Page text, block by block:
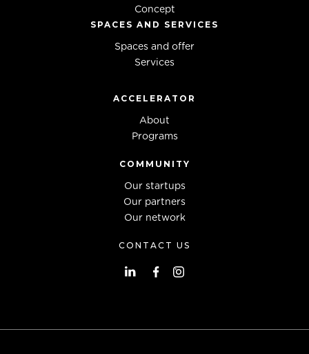
Concept
SPACES AND SERVICES
Spaces and offer
Services
ACCELERATOR
About
Programs
COMMUNITY
Our startups
Our partners
Our network
CONTACT US